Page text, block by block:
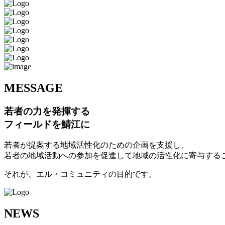
MESSAGE
若者の力を発揮する
フィールドを鯖江に
若者が提案する地域活性化のための企画を支援し、
若者の地域活動への参加を促進して地域の活性化に寄与する
それが、エル・コミュニティの目的です。
NEWS